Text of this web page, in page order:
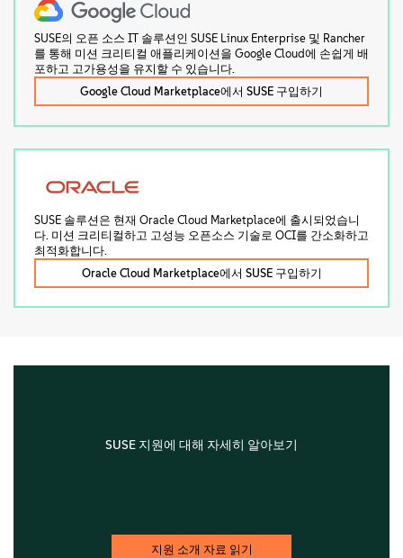
SUSE의 오픈 소스 IT 솔루션인 SUSE Linux Enterprise 및 Rancher
를 통해 미션 크리티컬 애플리케이션을 Google Cloud에 손쉽게 배
포하고 고가용성을 유지할 수 있습니다.
Google Cloud Marketplace에서 SUSE 구입하기
SUSE 솔루션은 현재 Oracle Cloud Marketplace에 출시되었습니
다. 미션 크리티컬하고 고성능 오픈소스 기술로 OCI를 간소화하고
최적화합니다.
Oracle Cloud Marketplace에서 SUSE 구입하기
SUSE 지원에 대해 자세히 알아보기
지원 소개 자료 읽기